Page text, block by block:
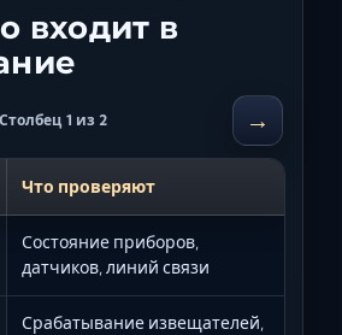
входит в
Столбец 1 из 2 →
Что проверяют
Состояние приборов,
датчиков, линий связи
Срабатывание извещателей,